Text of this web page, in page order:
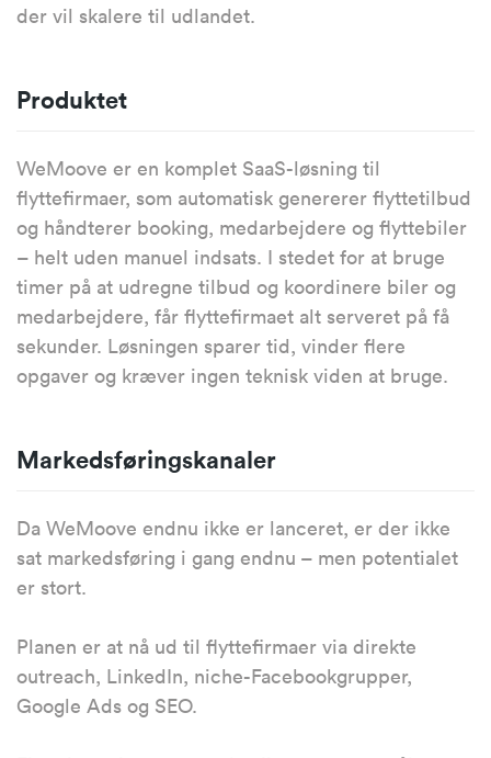
der vil skalere til udlandet.
Produktet
WeMoove er en komplet SaaS-løsning til
flyttefirmaer, som automatisk genererer flyttetilbud
og håndterer booking, medarbejdere og flyttebiler
– helt uden manuel indsats. I stedet for at bruge
timer på at udregne tilbud og koordinere biler og
medarbejdere, får flyttefirmaet alt serveret på få
sekunder. Løsningen sparer tid, vinder flere
opgaver og kræver ingen teknisk viden at bruge.
Markedsføringskanaler
Da WeMoove endnu ikke er lanceret, er der ikke
sat markedsføring i gang endnu – men potentialet
er stort.
Planen er at nå ud til flyttefirmaer via direkte
outreach, LinkedIn, niche-Facebookgrupper,
Google Ads og SEO.